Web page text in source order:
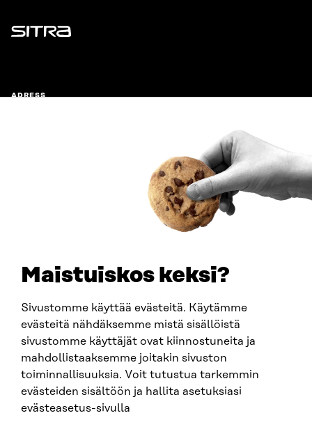
Maistuiskos keksi?
Sivustomme käyttää evästeitä. Käytämme
evästeitä nähdäksemme mistä sisällöistä
sivustomme käyttäjät ovat kiinnostuneita ja
mahdollistaaksemme joitakin sivuston
toiminnallisuuksia. Voit tutustua tarkemmin
evästeiden sisältöön ja hallita asetuksiasi
evästeasetus-sivulla
Sitra
ADRESS
fornamn.efternamn@sitra.fi
SITRA PÅ SOCIALA MEDIER
LinkedIn
Instagram
YouTube